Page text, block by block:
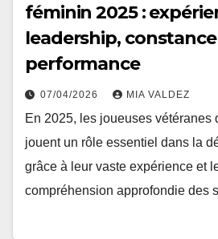
féminin 2025 :
leadership,
performance
07/04/2026 MIA VALDEZ
En 2025, les joueuses vétéranes
jouent un rôle essentiel dans la
grâce à leur vaste expérience et
compréhension approfondie des